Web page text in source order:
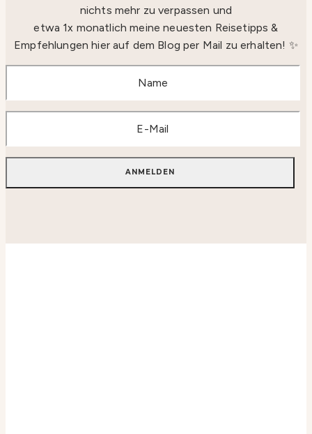
nichts mehr zu verpassen und
etwa 1x monatlich meine neuesten Reisetipps &
Empfehlungen hier auf dem Blog per Mail zu erhalten! ✨